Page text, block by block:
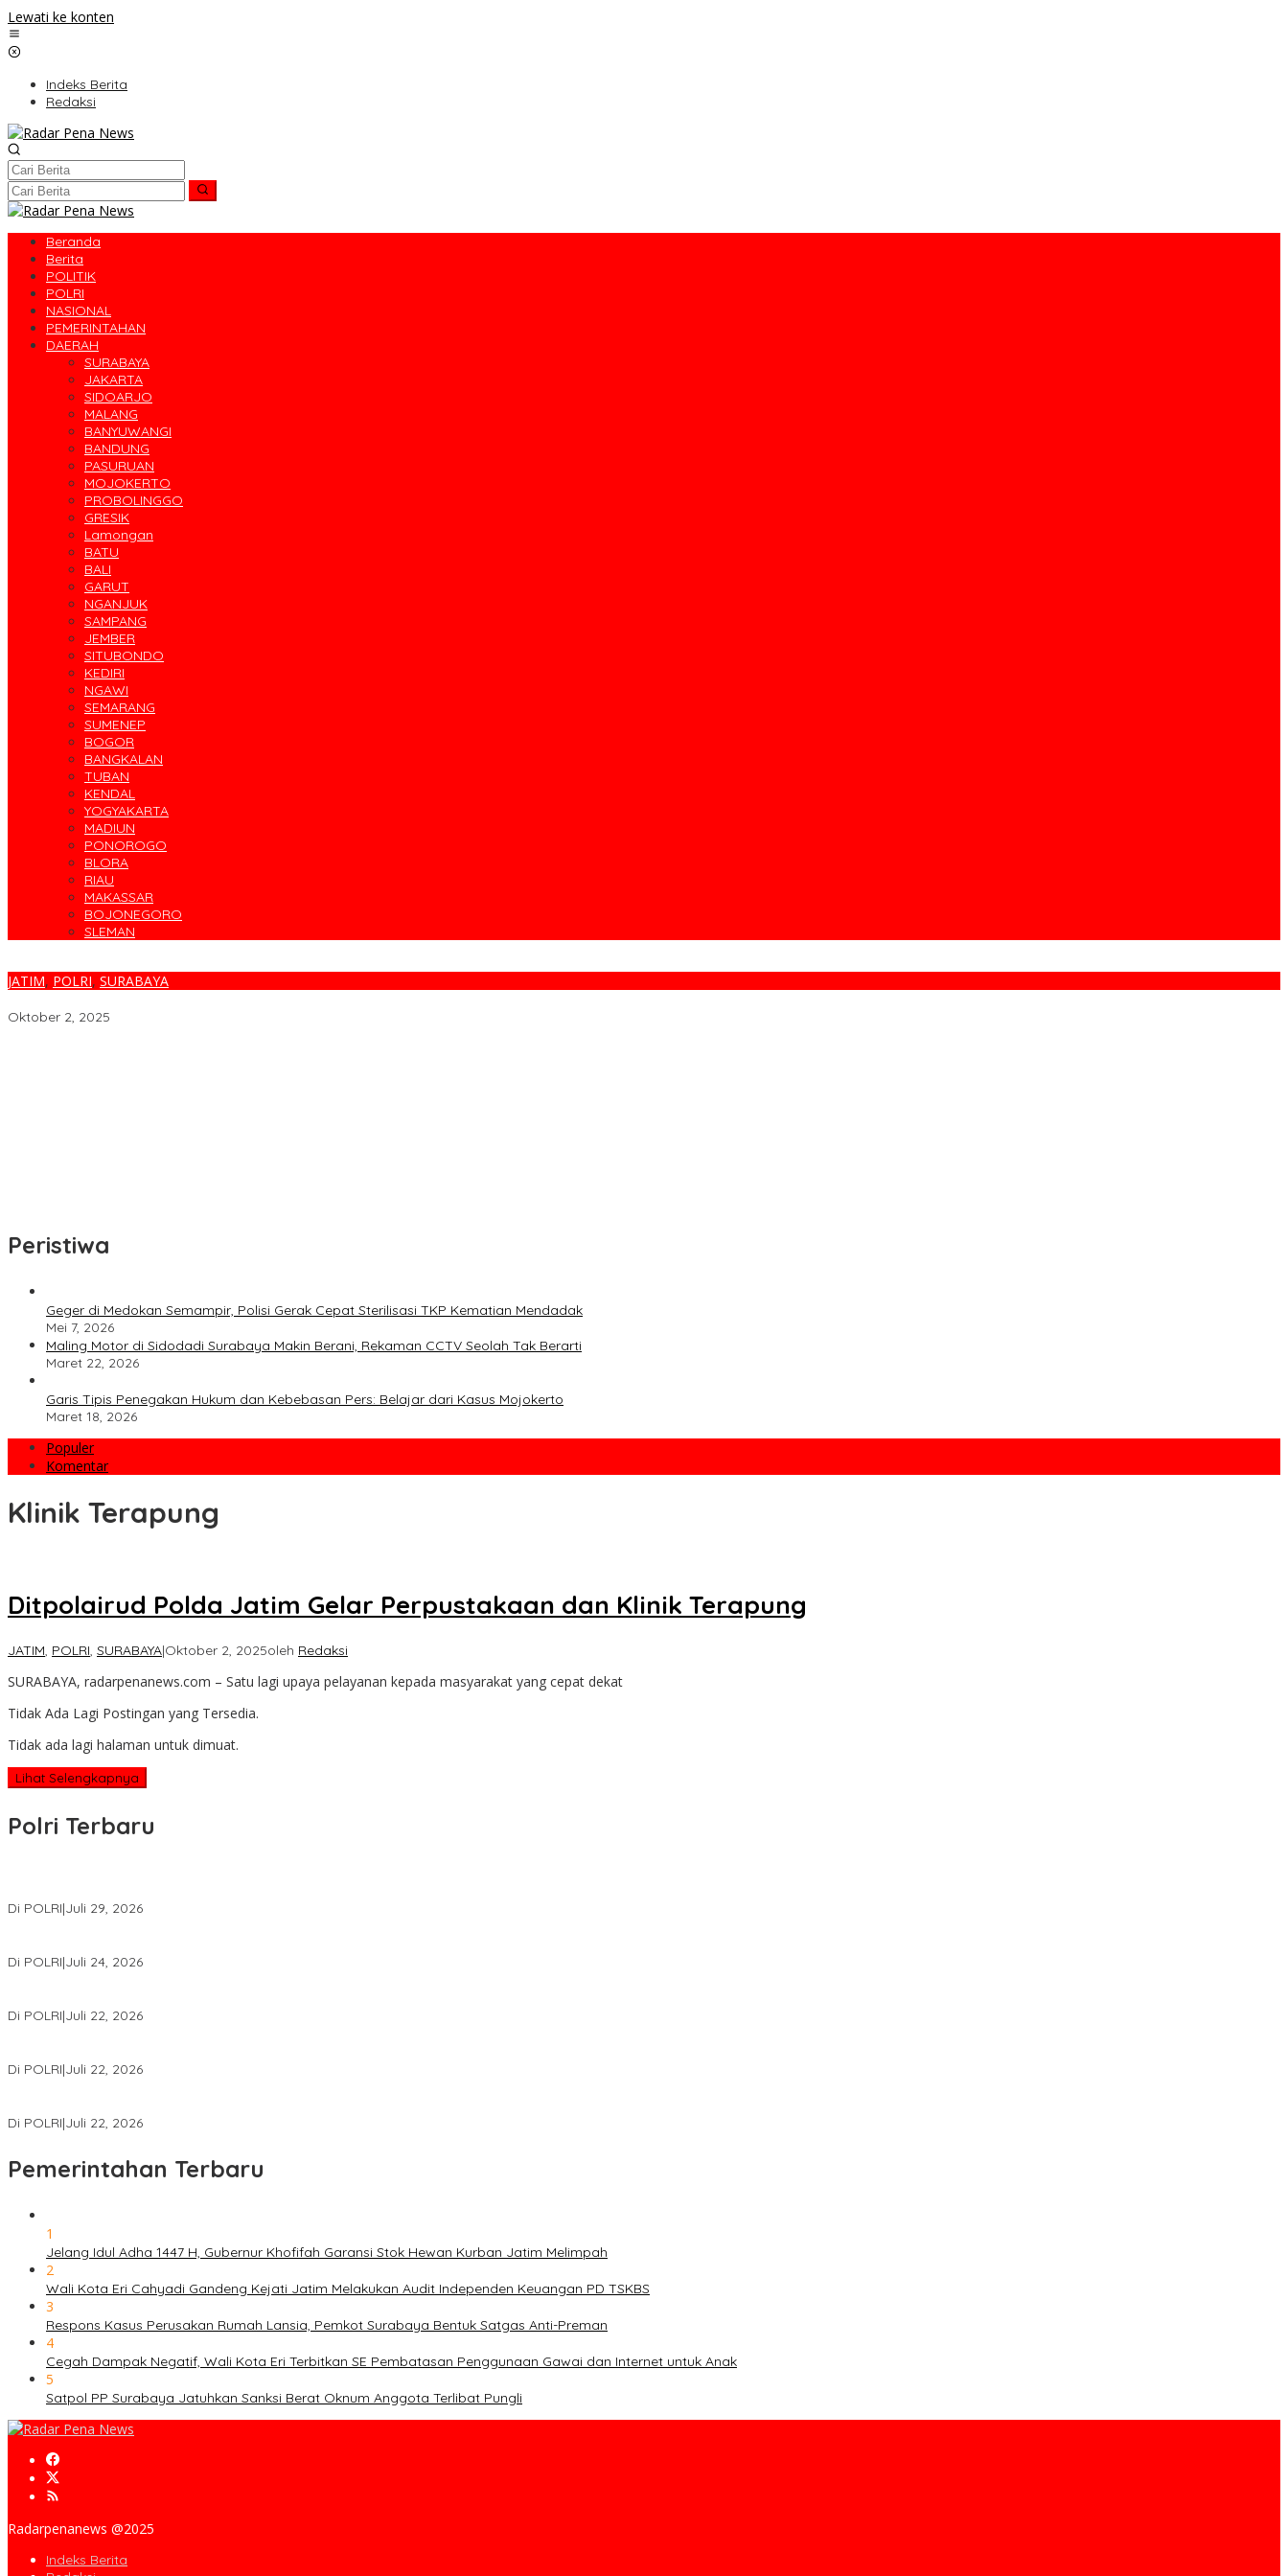
Lewati ke konten
Indeks Berita
Redaksi
Beranda
Berita
POLITIK
POLRI
NASIONAL
PEMERINTAHAN
DAERAH
SURABAYA
JAKARTA
SIDOARJO
MALANG
BANYUWANGI
BANDUNG
PASURUAN
MOJOKERTO
PROBOLINGGO
GRESIK
Lamongan
BATU
BALI
GARUT
NGANJUK
SAMPANG
JEMBER
SITUBONDO
KEDIRI
NGAWI
SEMARANG
SUMENEP
BOGOR
BANGKALAN
TUBAN
KENDAL
YOGYAKARTA
MADIUN
PONOROGO
BLORA
RIAU
MAKASSAR
BOJONEGORO
SLEMAN
JATIM, POLRI, SURABAYA
Oktober 2, 2025
Peristiwa
Geger di Medokan Semampir, Polisi Gerak Cepat Sterilisasi TKP Kematian Mendadak
Mei 7, 2026
Maling Motor di Sidodadi Surabaya Makin Berani, Rekaman CCTV Seolah Tak Berarti
Maret 22, 2026
Garis Tipis Penegakan Hukum dan Kebebasan Pers: Belajar dari Kasus Mojokerto
Maret 18, 2026
Populer
Komentar
Klinik Terapung
Ditpolairud Polda Jatim Gelar Perpustakaan dan Klinik Terapung
JATIM, POLRI, SURABAYA|Oktober 2, 2025oleh Redaksi
SURABAYA, radarpenanews.com – Satu lagi upaya pelayanan kepada masyarakat yang cepat dekat
Tidak Ada Lagi Postingan yang Tersedia.
Tidak ada lagi halaman untuk dimuat.
Lihat Selengkapnya
Polri Terbaru
Di POLRI|Juli 29, 2026
Di POLRI|Juli 24, 2026
Di POLRI|Juli 22, 2026
Di POLRI|Juli 22, 2026
Di POLRI|Juli 22, 2026
Pemerintahan Terbaru
1
Jelang Idul Adha 1447 H, Gubernur Khofifah Garansi Stok Hewan Kurban Jatim Melimpah
2
Wali Kota Eri Cahyadi Gandeng Kejati Jatim Melakukan Audit Independen Keuangan PD TSKBS
3
Respons Kasus Perusakan Rumah Lansia, Pemkot Surabaya Bentuk Satgas Anti-Preman
4
Cegah Dampak Negatif, Wali Kota Eri Terbitkan SE Pembatasan Penggunaan Gawai dan Internet untuk Anak
5
Satpol PP Surabaya Jatuhkan Sanksi Berat Oknum Anggota Terlibat Pungli
Radarpenanews @2025
Indeks Berita